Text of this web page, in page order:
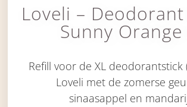
Loveli –
Sunny Orange
Refill voor de XL deodorantstick
Loveli met de zomerse
sinaasappel en